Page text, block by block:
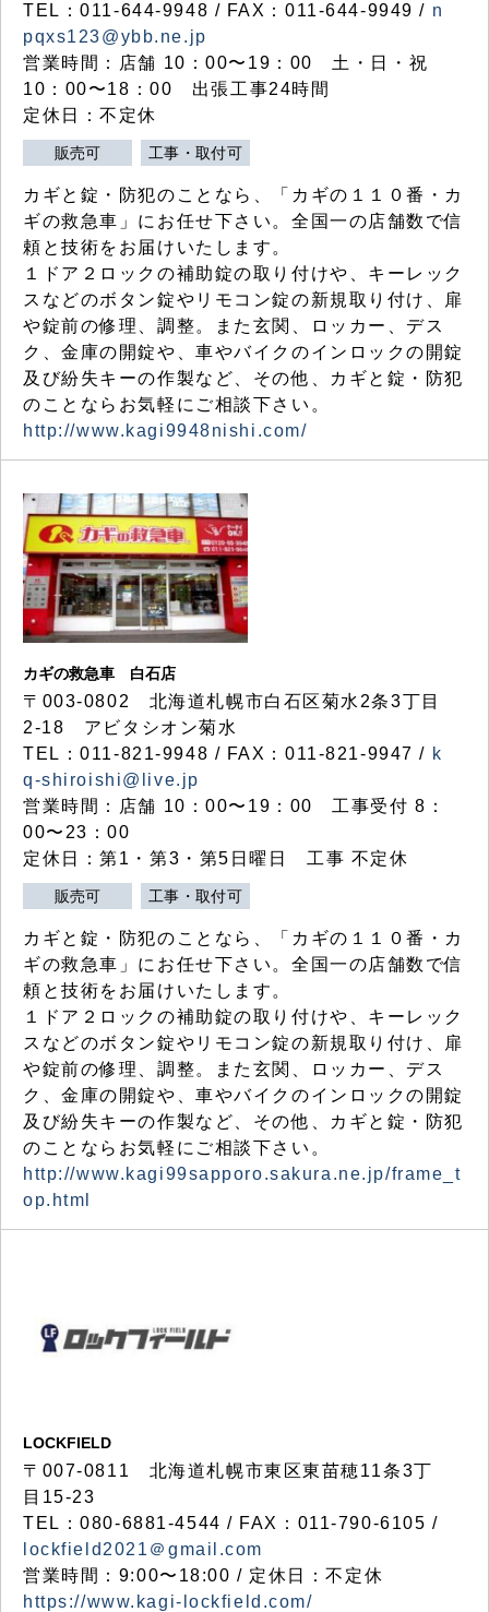
TEL：011-644-9948 / FAX：011-644-9949 / n
pqxs123@ybb.ne.jp
営業時間：店舗 10：00〜19：00 土・日・祝
10：00〜18：00 出張工事24時間
定休日：不定休
販売可 工事・取付可
カギと錠・防犯のことなら、「カギの１１０番・カ
ギの救急車」にお任せ下さい。全国一の店舗数で信
頼と技術をお届けいたします。
１ドア２ロックの補助錠の取り付けや、キーレック
スなどのボタン錠やリモコン錠の新規取り付け、扉
や錠前の修理、調整。また玄関、ロッカー、デス
ク、金庫の開錠や、車やバイクのインロックの開錠
及び紛失キーの作製など、その他、カギと錠・防犯
のことならお気軽にご相談下さい。
http://www.kagi9948nishi.com/
カギの救急車 白石店
〒003-0802 北海道札幌市白石区菊水2条3丁目
2-18 アビタシオン菊水
TEL：011-821-9948 / FAX：011-821-9947 / k
q-shiroishi@live.jp
営業時間：店舗 10：00〜19：00 工事受付 8：
00〜23：00
定休日：第1・第3・第5日曜日 工事 不定休
販売可 工事・取付可
カギと錠・防犯のことなら、「カギの１１０番・カ
ギの救急車」にお任せ下さい。全国一の店舗数で信
頼と技術をお届けいたします。
１ドア２ロックの補助錠の取り付けや、キーレック
スなどのボタン錠やリモコン錠の新規取り付け、扉
や錠前の修理、調整。また玄関、ロッカー、デス
ク、金庫の開錠や、車やバイクのインロックの開錠
及び紛失キーの作製など、その他、カギと錠・防犯
のことならお気軽にご相談下さい。
http://www.kagi99sapporo.sakura.ne.jp/frame_t
op.html
LOCKFIELD
〒007-0811 北海道札幌市東区東苗穂11条3丁
目15-23
TEL：080-6881-4544 / FAX：011-790-6105 /
lockfield2021＠gmail.com
営業時間：9:00〜18:00 / 定休日：不定休
https://www.kagi-lockfield.com/